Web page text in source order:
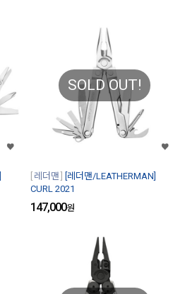
SOLD OUT!
레더맨
[레더맨/LEATHERMAN]
CURL 2021
147,000원